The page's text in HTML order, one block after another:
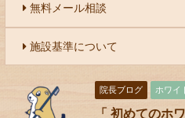
無料メール相談
施設基準について
院長ブログ ホワイ
「 初めてのホ